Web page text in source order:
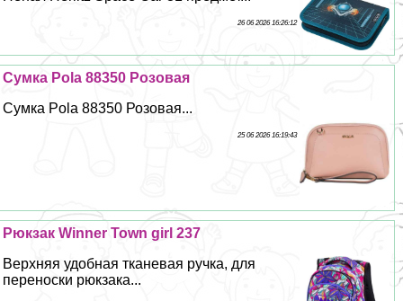
26 06 2026 16:26:12
Сумка Pola 88350 Розовая
Сумка Pola 88350 Розовая...
25 06 2026 16:19:43
Рюкзак Winner Town girl 237
Верхняя удобная тканевая ручка, для
переноски рюкзака...